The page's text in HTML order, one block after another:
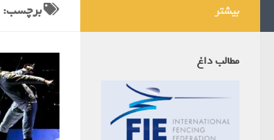
برچسب: بیشتر
مطالب داغ